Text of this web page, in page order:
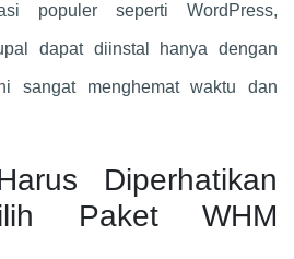
populer seperti WordPress,
dapat diinstal hanya dengan
sangat menghemat waktu dan
Diperhatikan
Paket WHM